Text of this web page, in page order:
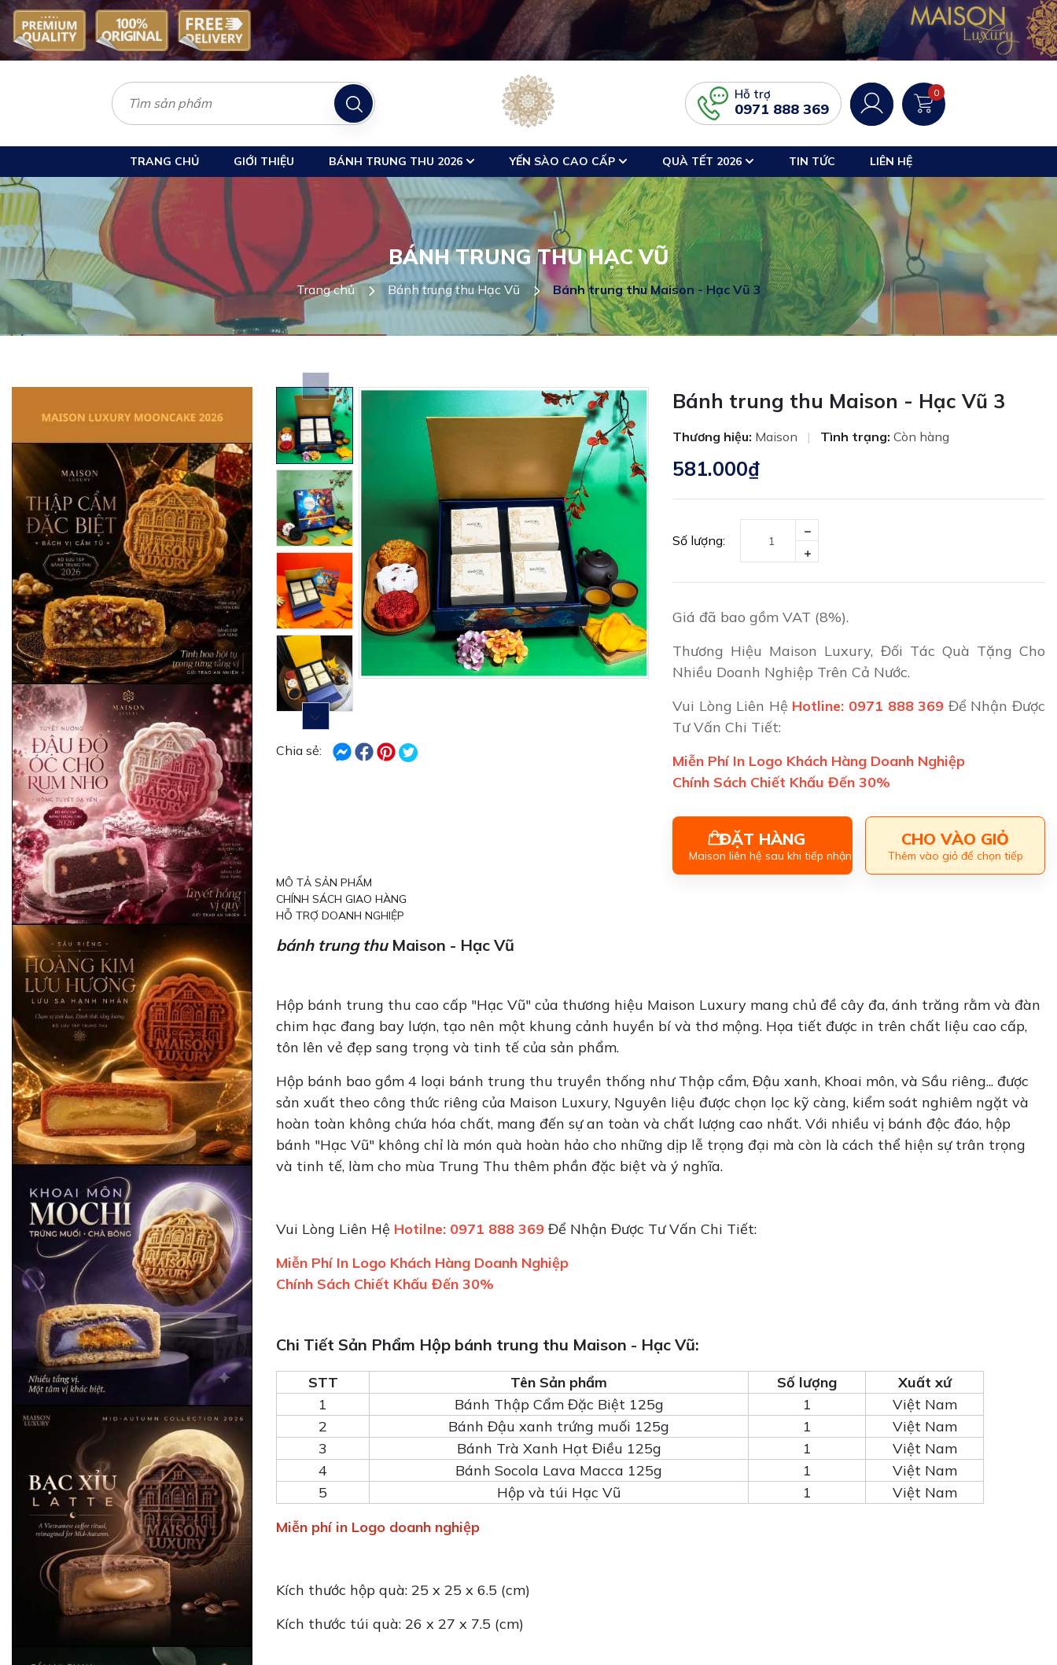
Hỗ trợ
0971 888 369
0
TRANG CHỦ GIỚI THIỆU BÁNH TRUNG THU 2026 YẾN SÀO CAO CẤP QUÀ TẾT 2026 TIN TỨC LIÊN HỆ
BÁNH TRUNG THU HẠC VŨ
Trang chủ Bánh trung thu Hạc Vũ Bánh trung thu Maison - Hạc Vũ 3
Chia sẻ:
Bánh trung thu Maison - Hạc Vũ 3
Thương hiệu: Maison | Tình trạng: Còn hàng
581.000₫
Số lượng:
Giá đã bao gồm VAT (8%).
Thương Hiệu Maison Luxury, Đối Tác Quà Tặng Cho
Nhiều Doanh Nghiệp Trên Cả Nước.
Vui Lòng Liên Hệ Hotline: 0971 888 369 Để Nhận Được
Tư Vấn Chi Tiết:
Miễn Phí In Logo Khách Hàng Doanh Nghiệp
Chính Sách Chiết Khấu Đến 30%
ĐẶT HÀNG
Maison liên hệ sau khi tiếp nhận
CHO VÀO GIỎ
Thêm vào giỏ để chọn tiếp
MÔ TẢ SẢN PHẨM
CHÍNH SÁCH GIAO HÀNG
HỖ TRỢ DOANH NGHIỆP
bánh trung thuMaison - Hạc Vũ
Hộp bánh trung thu cao cấp "Hạc Vũ" của thương hiệu Maison Luxury mang chủ đề cây đa, ánh trăng rằm và đàn
chim hạc đang bay lượn, tạo nên một khung cảnh huyền bí và thơ mộng. Họa tiết được in trên chất liệu cao cấp,
tôn lên vẻ đẹp sang trọng và tinh tế của sản phẩm.
Hộp bánh bao gồm 4 loại bánh trung thu truyền thống như Thập cẩm, Đậu xanh, Khoai môn, và Sầu riêng... được
sản xuất theo công thức riêng của Maison Luxury, Nguyên liệu được chọn lọc kỹ càng, kiểm soát nghiêm ngặt và
hoàn toàn không chứa hóa chất, mang đến sự an toàn và chất lượng cao nhất. Với nhiều vị bánh độc đáo, hộp
bánh "Hạc Vũ" không chỉ là món quà hoàn hảo cho những dịp lễ trọng đại mà còn là cách thể hiện sự trân trọng
và tinh tế, làm cho mùa Trung Thu thêm phần đặc biệt và ý nghĩa.
Vui Lòng Liên Hệ Hotilne: 0971 888 369 Để Nhận Được Tư Vấn Chi Tiết:
Miễn Phí In Logo Khách Hàng Doanh Nghiệp
Chính Sách Chiết Khấu Đến 30%
Chi Tiết Sản Phẩm Hộp bánh trung thu Maison - Hạc Vũ:
STT Tên Sản phẩm Số lượng
Xuất xứ
1
Bánh Thập Cẩm Đặc Biệt 125g 1
Việt Nam
2
Bánh Đậu xanh trứng muối 125g 1
Việt Nam
3
Bánh Trà Xanh Hạt Điều 125g 1
Việt Nam
4
Bánh Socola Lava Macca 125g 1
Việt Nam
5
Hộp và túi Hạc Vũ 1
Việt Nam
Miễn phí in Logo doanh nghiệp
Kích thước hộp quà: 25 x 25 x 6.5 (cm)
Kích thước túi quà: 26 x 27 x 7.5 (cm)